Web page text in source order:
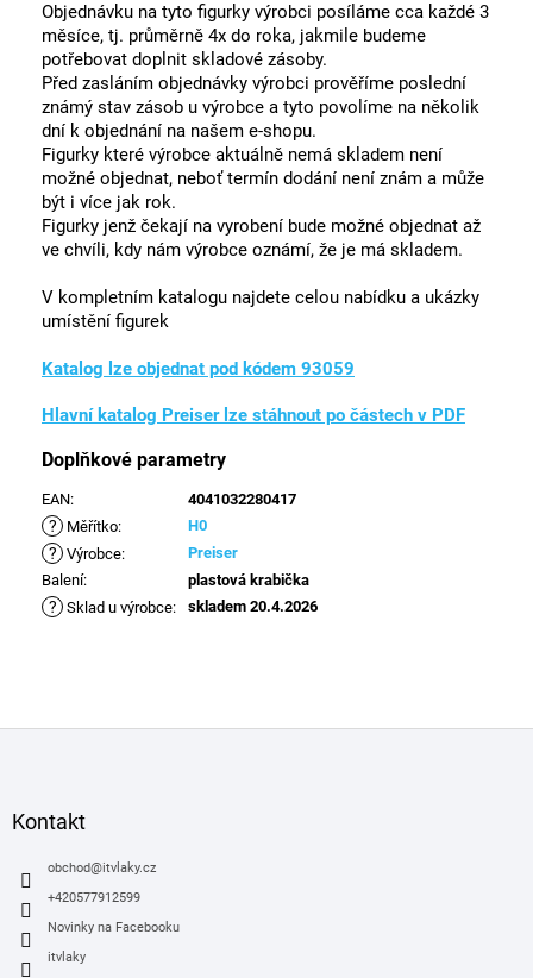
Objednávku na tyto figurky výrobci posíláme cca každé 3
měsíce, tj. průměrně 4x do roka, jakmile budeme
potřebovat doplnit skladové zásoby.
Před zasláním objednávky výrobci prověříme poslední
známý stav zásob u výrobce a tyto povolíme na několik
dní k objednání na našem e-shopu.
Figurky které výrobce aktuálně nemá skladem není
možné objednat, neboť termín dodání není znám a může
být i více jak rok.
Figurky jenž čekají na vyrobení bude možné objednat až
ve chvíli, kdy nám výrobce oznámí, že je má skladem.
V kompletním katalogu najdete celou nabídku a ukázky
umístění figurek
Katalog lze objednat pod kódem 93059
Hlavní katalog Preiser lze stáhnout po částech v PDF
Doplňkové parametry
EAN: 4041032280417
? Měřítko: H0
? Výrobce:
Preiser
Balení: plastová krabička
? Sklad u výrobce: skladem 20.4.2026
Kontakt
obchod@itvlaky.cz
+420577912599
Novinky na Facebooku
itvlaky